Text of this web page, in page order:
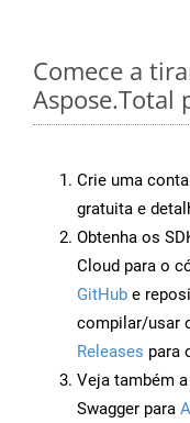
Comece a
Aspose.Total
Crie uma
gratuita e
Obtenha os
Cloud para o
GitHub e
compilar/usar
Releases para
Veja também
Swagger para